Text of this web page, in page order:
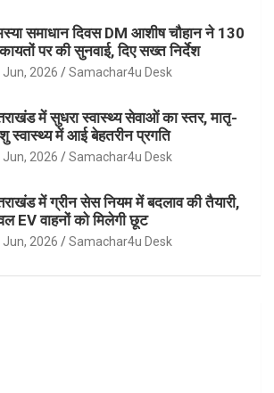
समाधान दिवस DM आशीष चौहान ने 130
पर की सुनवाई, दिए सख्त निर्देश
Jun, 2026 Samachar4u Desk
में सुधरा स्वास्थ्य सेवाओं का स्तर, मातृ-
स्वास्थ्य में आई बेहतरीन प्रगति
Jun, 2026 Samachar4u Desk
में ग्रीन सेस नियम में बदलाव की तैयारी,
EV वाहनों को मिलेगी छूट
Jun, 2026 Samachar4u Desk